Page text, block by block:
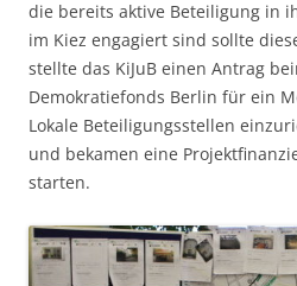
die bereits aktive Beteiligung in
im Kiez engagiert sind sollte
stellte das KiJuB einen Antrag
Demokratiefonds Berlin für ein
Lokale Beteiligungsstellen
und bekamen eine
starten.